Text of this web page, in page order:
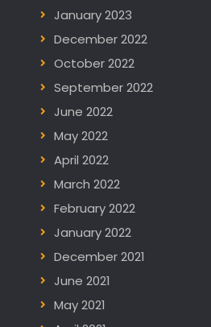
January 2023
December 2022
October 2022
September 2022
June 2022
May 2022
April 2022
March 2022
February 2022
January 2022
December 2021
June 2021
May 2021